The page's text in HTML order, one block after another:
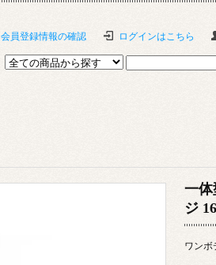
会員登録情報の確認 ログインはこちら
一体
ジ
ワンボ